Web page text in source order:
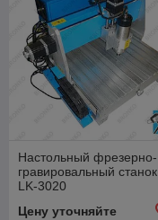
Настольный фрезерно-
гравировальный станок
LK-3020
Цену уточняйте